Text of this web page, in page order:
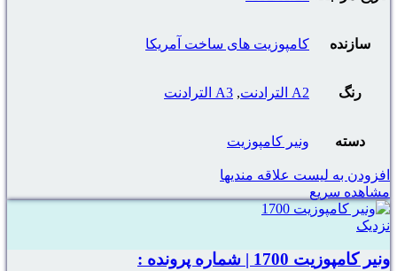
سازنده کامپوزیت های ساخت آمریکا
رنگ A2 الترادنت , A3 الترادنت
دسته ونیر کامپوزیت
افزودن به لیست علاقه مندیها
مشاهده سریع
نزدیک
ونیر کامپوزیت 1700 | شماره پرونده :